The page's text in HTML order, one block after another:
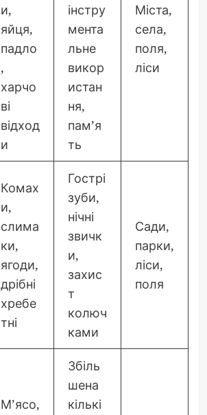
и,
яйця,
падло
,
харчо
ві
відход
и
інстру
мента
льне
викор
истан
ня,
пам’я
ть
Міста,
села,
поля,
ліси
Комах
и,
слима
ки,
ягоди,
дрібні
хребе
тні
Гострі
зуби,
нічні
звичк
и,
захис
т
колюч
ками
Сади,
парки,
ліси,
поля
М’ясо,
Збіль
шена
кількі